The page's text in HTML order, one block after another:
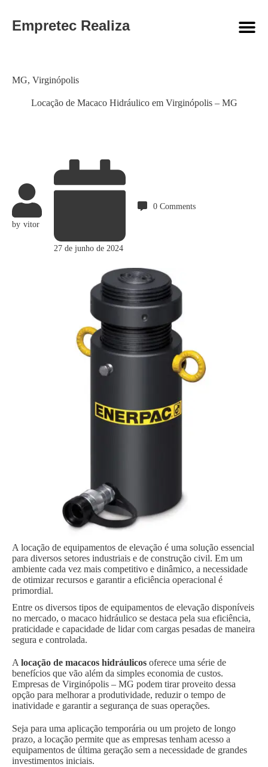
Empretec Realiza
Locação de Macaco Hidráulico em Virginópolis – MG
Category
MG, Virginópolis
by vitor
27 de junho de 2024
0 Comments
A locação de equipamentos de elevação é uma solução essencial
para diversos setores industriais e de construção civil. Em um
ambiente cada vez mais competitivo e dinâmico, a necessidade
de otimizar recursos e garantir a eficiência operacional é
primordial.
Entre os diversos tipos de equipamentos de elevação disponíveis
no mercado, o macaco hidráulico se destaca pela sua eficiência,
praticidade e capacidade de lidar com cargas pesadas de maneira
segura e controlada.
A locação de macacos hidráulicos oferece uma série de
benefícios que vão além da simples economia de custos.
Empresas de Virginópolis – MG podem tirar proveito dessa
opção para melhorar a produtividade, reduzir o tempo de
inatividade e garantir a segurança de suas operações.
Seja para uma aplicação temporária ou um projeto de longo
prazo, a locação permite que as empresas tenham acesso a
equipamentos de última geração sem a necessidade de grandes
investimentos iniciais.